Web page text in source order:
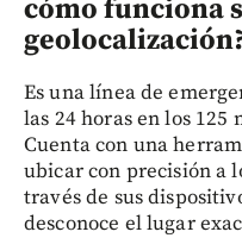
cómo funciona
Es una línea de
las 24 horas en los
Cuenta con una
ubicar con precisión a
través de sus
desconoce el lugar